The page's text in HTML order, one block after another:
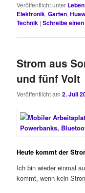
Veröffentlicht unter
Elektronik,Garten,
Technik |Schreibe
Strom aus
und fünf Volt
Veröffentlicht am2. Juli
Heute kommt der
Ich bin wieder einmal
kommt, wenn kein